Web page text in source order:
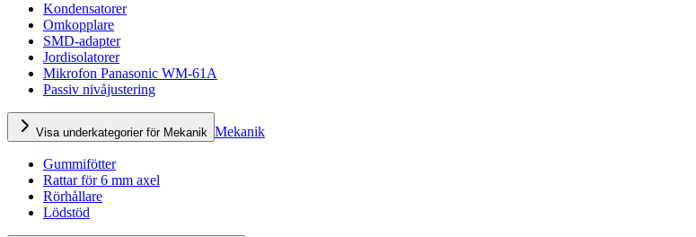
Kondensatorer
Omkopplare
SMD-adapter
Jordisolatorer
Mikrofon Panasonic WM-61A
Passiv nivåjustering
Visa underkategorier för Mekanik Mekanik
Gummifötter
Rattar för 6 mm axel
Rörhållare
Lödstöd